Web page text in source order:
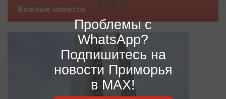
Важные новости
Проблемы с
WhatsApp?
Подпишитесь на
новости Приморья
в MAX!